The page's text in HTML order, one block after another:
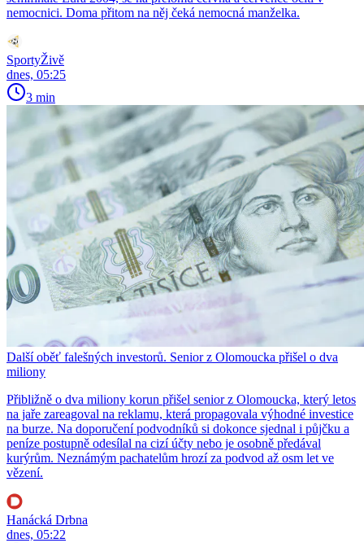
nemocnici. Doma přitom na něj čeká nemocná manželka.
SportyŽivě
dnes, 05:25
3 min
Další oběť falešných investorů. Senior z Olomoucka přišel o dva
miliony
Přibližně o dva miliony korun přišel senior z Olomoucka, který letos
na jaře zareagoval na reklamu, která propagovala výhodné investice
na burze. Na doporučení podvodníků si dokonce sjednal i půjčku a
peníze postupně odesílal na cizí účty nebo je osobně předával
kurýrům. Neznámým pachatelům hrozí za podvod až osm let ve
vězení.
Hanácká Drbna
dnes, 05:22